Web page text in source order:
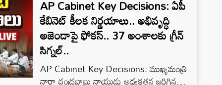
AP Cabinet Key Decisions: ఏపీ
కేబినెట్ కీలక నిర్ణయాలు.. అభివృద్ధి
అజెండాపై ఫోకస్.. 37 అంశాలకు గ్రీన్
సిగ్నల్..
AP Cabinet Key Decisions: ముఖ్యమంత్రి
నారా చంద్రబాబు నాయుడు అధ్యక్షతన జరిగిన